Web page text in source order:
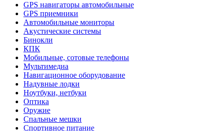
GPS навигаторы автомобильные
GPS приемники
Автомобильные мониторы
Акустические системы
Бинокли
КПК
Мобильные, сотовые телефоны
Мультимедиа
Навигационное оборудование
Надувные лодки
Ноутбуки, нетбуки
Оптика
Оружие
Спальные мешки
Спортивное питание